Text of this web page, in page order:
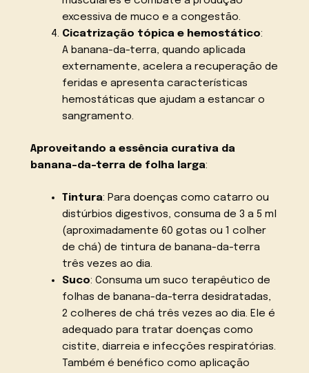
excessiva de muco e a congestão.
Cicatrização tópica e hemostático:
A banana-da-terra, quando aplicada
externamente, acelera a recuperação de
feridas e apresenta características
hemostáticas que ajudam a estancar o
sangramento.
Aproveitando a essência curativa da
banana-da-terra de folha larga:
Tintura: Para doenças como catarro ou
distúrbios digestivos, consuma de 3 a 5 ml
(aproximadamente 60 gotas ou 1 colher
de chá) de tintura de banana-da-terra
três vezes ao dia.
Suco: Consuma um suco terapêutico de
folhas de banana-da-terra desidratadas,
2 colheres de chá três vezes ao dia. Ele é
adequado para tratar doenças como
cistite, diarreia e infecções respiratórias.
Também é benéfico como aplicação